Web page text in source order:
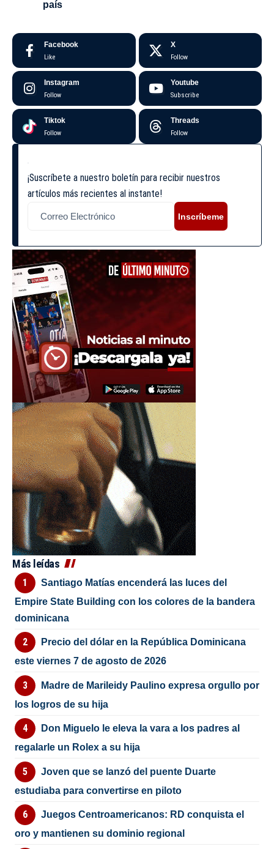
país
Facebook
Like
X
Follow
Instagram
Follow
Youtube
Subscribe
Tiktok
Follow
Threads
Follow
¡Suscríbete a nuestro boletín para recibir nuestros
artículos más recientes al instante!
Inscríbeme
Más leídas
Santiago Matías encenderá las luces del
Empire State Building con los colores de la bandera
dominicana
Precio del dólar en la República Dominicana
este viernes 7 de agosto de 2026
Madre de Marileidy Paulino expresa orgullo por
los logros de su hija
Don Miguelo le eleva la vara a los padres al
regalarle un Rolex a su hija
Joven que se lanzó del puente Duarte
estudiaba para convertirse en piloto
Juegos Centroamericanos: RD conquista el
oro y mantienen su dominio regional